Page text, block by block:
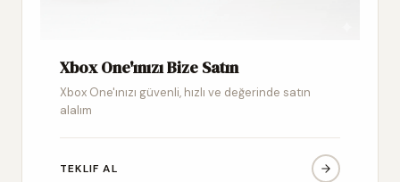
Xbox One'ınızı Bize Satın
Xbox One'ınızı güvenli, hızlı ve değerinde satın
alalım
TEKLIF AL